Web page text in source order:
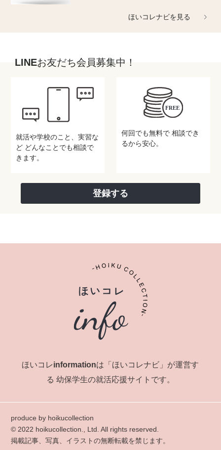
ほいコレナビを見る
LINEお友だち会員募集中！
就活や学校のこと、実習な
どどんなことでも相談で
きます。
何回でも無料で相談でき
るから安心。
登録する
ほいコレinformationは「ほいコレナビ」が運営す
る 幼保学生の就活応援サイトです。
produce by hoikucollection
© 2022 hoikucollection., Ltd. All rights reserved.
掲載記事、写真、イラストの無断転載を禁じます。